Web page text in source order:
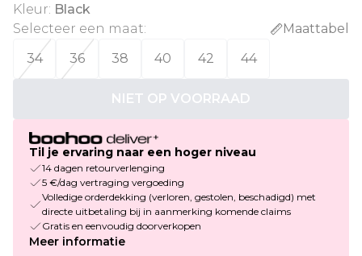
Kleur: Black
Selecteer een maat:
Maattabel
34
36 38 40 42 44
NIET OP VOORRAAD
Til je ervaring naar een hoger niveau
14 dagen retourverlenging
5 €/dag vertraging vergoeding
Volledige orderdekking (verloren, gestolen, beschadigd) met
directe uitbetaling bij in aanmerking komende claims
Gratis en eenvoudig doorverkopen
Meer informatie